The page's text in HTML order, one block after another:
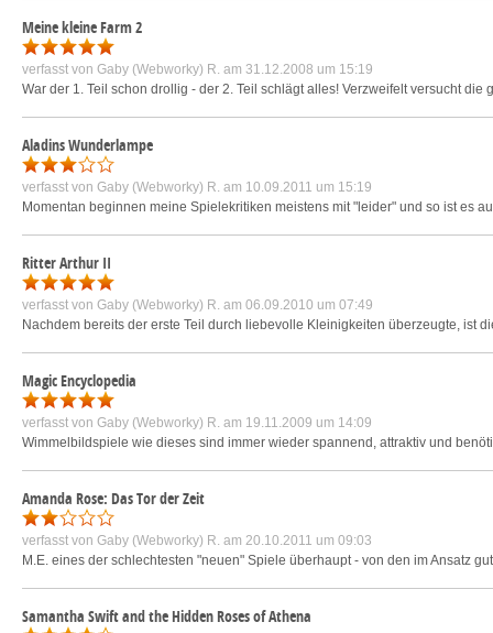
Meine kleine Farm 2
verfasst von Gaby (Webworky) R. am 31.12.2008 um 15:19
War der 1. Teil schon drollig - der 2. Teil schlägt alles! Verzweifelt versucht
Aladins Wunderlampe
verfasst von Gaby (Webworky) R. am 10.09.2011 um 15:19
Momentan beginnen meine Spielekritiken meistens mit "leider" und so ist es
Ritter Arthur II
verfasst von Gaby (Webworky) R. am 06.09.2010 um 07:49
Nachdem bereits der erste Teil durch liebevolle Kleinigkeiten überzeugte, ist
Magic Encyclopedia
verfasst von Gaby (Webworky) R. am 19.11.2009 um 14:09
Wimmelbildspiele wie dieses sind immer wieder spannend, attraktiv und
Amanda Rose: Das Tor der Zeit
verfasst von Gaby (Webworky) R. am 20.10.2011 um 09:03
M.E. eines der schlechtesten "neuen" Spiele überhaupt - von den im Ansatz
Samantha Swift and the Hidden Roses of Athena